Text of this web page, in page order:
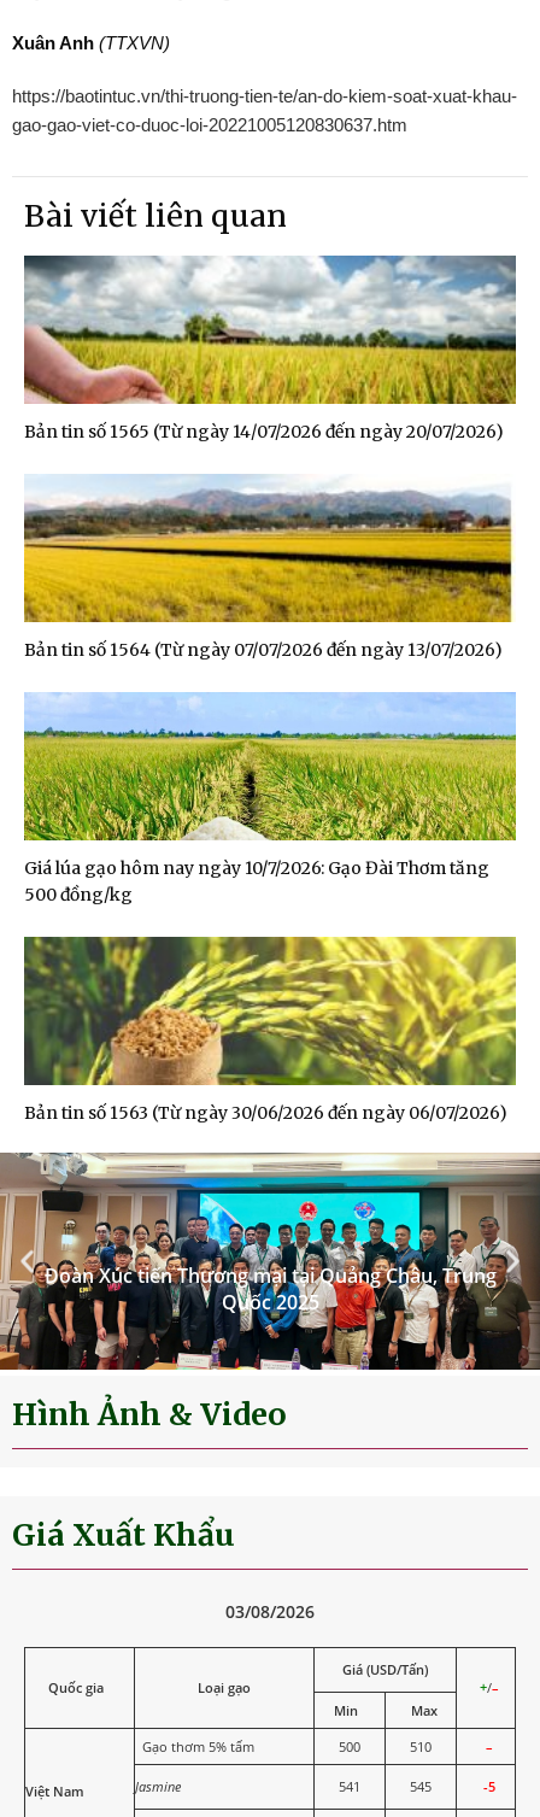
Xuân Anh (TTXVN)
https://baotintuc.vn/thi-truong-tien-te/an-do-kiem-soat-xuat-khau-
gao-gao-viet-co-duoc-loi-20221005120830637.htm
Bài viết liên quan
Bản tin số 1565 (Từ ngày 14/07/2026 đến ngày 20/07/2026)
Bản tin số 1564 (Từ ngày 07/07/2026 đến ngày 13/07/2026)
Giá lúa gạo hôm nay ngày 10/7/2026: Gạo Đài Thơm tăng
500 đồng/kg
Bản tin số 1563 (Từ ngày 30/06/2026 đến ngày 06/07/2026)
Đoàn Xúc tiến Thương mại tại Quảng Châu, Trung
Quốc 2025
Hình Ảnh & Video
Giá Xuất Khẩu
03/08/2026
Quốc gia Loại gạo
Giá (USD/Tấn)
+/–
Min
Max
Việt Nam
Gạo thơm 5% tấm 500 510 –
Jasmine 541 545 -5